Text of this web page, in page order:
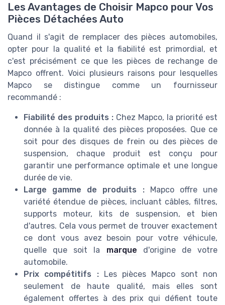
Les Avantages de Choisir Mapco pour Vos
Pièces Détachées Auto
Quand il s'agit de remplacer des pièces automobiles,
opter pour la qualité et la fiabilité est primordial, et
c'est précisément ce que les pièces de rechange de
Mapco offrent. Voici plusieurs raisons pour lesquelles
Mapco se distingue comme un fournisseur
recommandé :
Fiabilité des produits : Chez Mapco, la priorité est
donnée à la qualité des pièces proposées. Que ce
soit pour des disques de frein ou des pièces de
suspension, chaque produit est conçu pour
garantir une performance optimale et une longue
durée de vie.
Large gamme de produits :Mapco offre une
variété étendue de pièces, incluant câbles, filtres,
supports moteur, kits de suspension, et bien
d'autres. Cela vous permet de trouver exactement
ce dont vous avez besoin pour votre véhicule,
quelle que soit la marque d'origine de votre
automobile.
Prix compétitifs :Les pièces Mapco sont non
seulement de haute qualité, mais elles sont
également offertes à des prix qui défient toute